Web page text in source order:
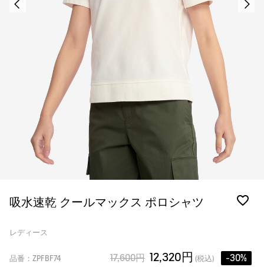
吸水速乾 クールマックス ポロシャツ
レディース
品番：ZPFBF74 17,600円 12,320円 (税込) -30%